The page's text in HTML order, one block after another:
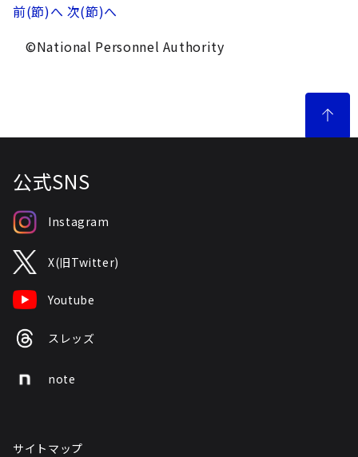
前(節)へ 次(節)へ
©National Personnel Authority
公式SNS
Instagram
X(旧Twitter)
Youtube
スレッズ
note
サイトマップ